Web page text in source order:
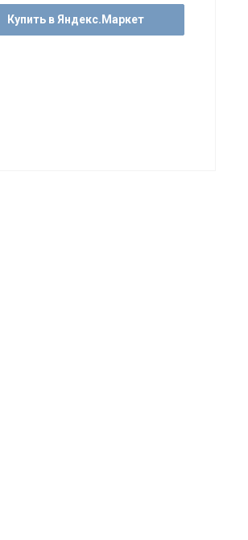
Купить в Яндекс.Маркет